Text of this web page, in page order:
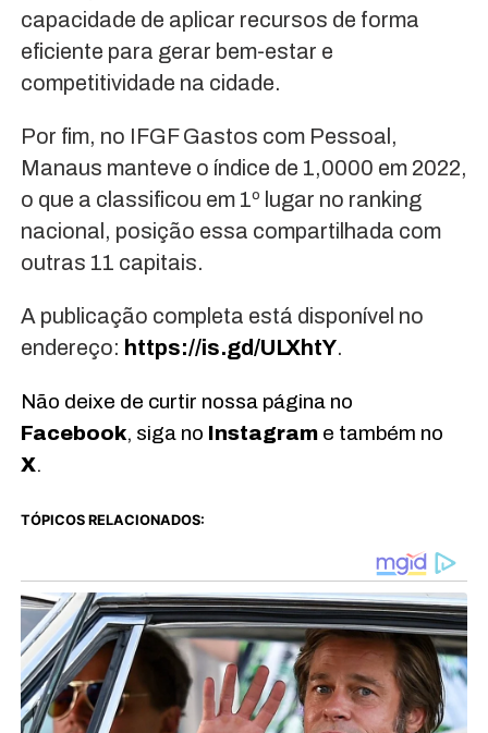
capacidade de aplicar recursos de forma
eficiente para gerar bem-estar e
competitividade na cidade.
Por fim, no IFGF Gastos com Pessoal,
Manaus manteve o índice de 1,0000 em 2022,
o que a classificou em 1º lugar no ranking
nacional, posição essa compartilhada com
outras 11 capitais.
A publicação completa está disponível no
endereço: https://is.gd/ULXhtY.
Não deixe de curtir nossa página no
Facebook, siga no Instagrame também no
X.
TÓPICOS RELACIONADOS: